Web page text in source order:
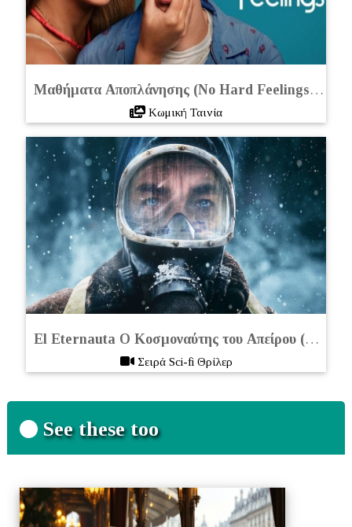
Μαθήματα Αποπλάνησης (No Hard Feelings):Μια
Kωμική Ταινία
El Eternauta Ο Κοσμοναύτης του Απείρου (2025):
Σειρά Sci-fi Θρίλερ
See these too